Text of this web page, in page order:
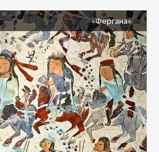
«Фергана»